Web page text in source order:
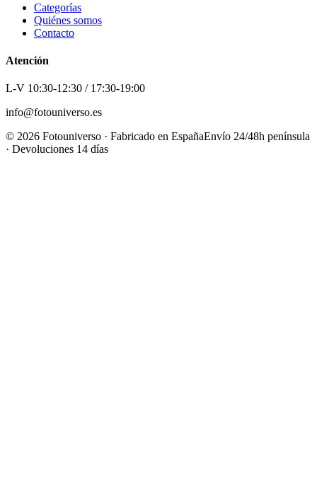
Categorías
Quiénes somos
Contacto
Atención
L-V 10:30-12:30 / 17:30-19:00
info@fotouniverso.es
© 2026 Fotouniverso · Fabricado en EspañaEnvío 24/48h península
· Devoluciones 14 días